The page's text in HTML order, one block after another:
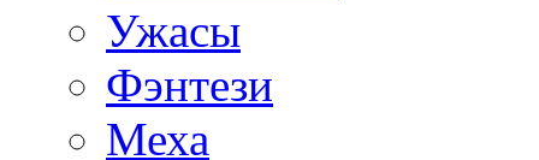
Ужасы
Фэнтези
Меха